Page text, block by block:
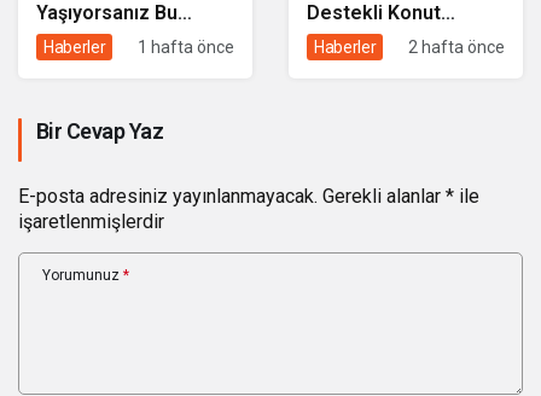
Yaşıyorsanız Bu
Yardımları
Haberler 1 hafta önce
Destekli Konut
Kredisi: 3 Yıl Geri
Haberler 2 hafta önce
Bir Cevap Yaz
E-posta adresiniz yayınlanmayacak. Gerekli alanlar * ile
işaretlenmişlerdir
Yorumunuz *